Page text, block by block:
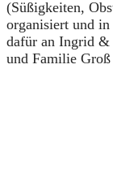
(Süßigkeiten,
organisiert und
dafür an Ingrid &
und Familie